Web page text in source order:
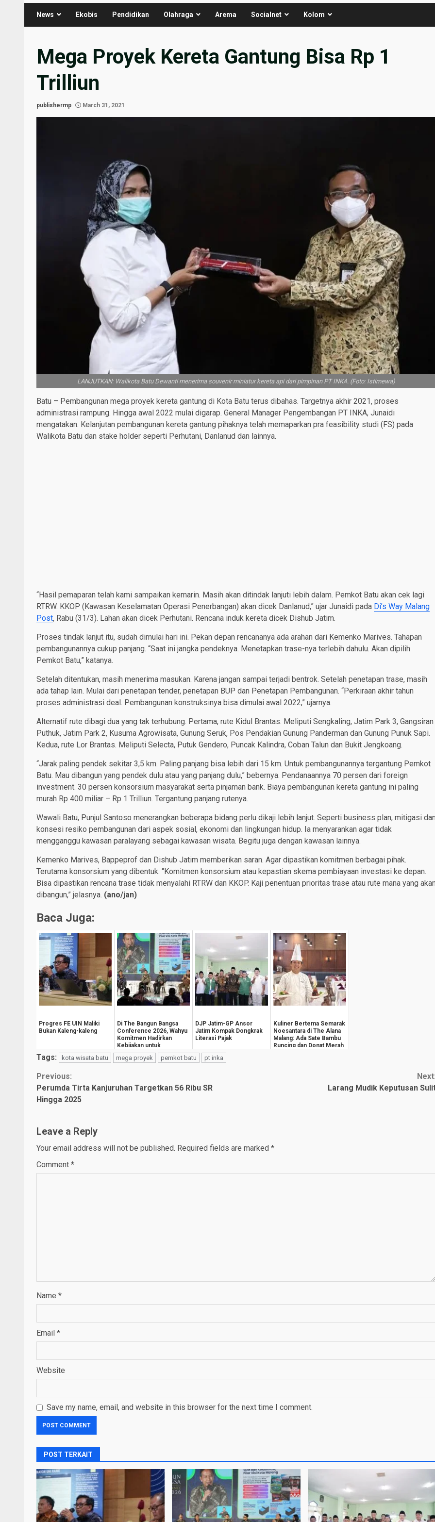
News Ekobis Pendidikan Olahraga Arema Socialnet Kolom
Mega Proyek Kereta Gantung Bisa Rp 1
Trilliun
publishermp March 31, 2021
LANJUTKAN: Walikota Batu Dewanti menerima souvenir miniatur kereta api dari pimpinan PT INKA. (Foto: Istimewa)
Batu – Pembangunan mega proyek kereta gantung di Kota Batu terus dibahas. Targetnya akhir 2021, proses
administrasi rampung. Hingga awal 2022 mulai digarap. General Manager Pengembangan PT INKA, Junaidi
mengatakan. Kelanjutan pembangunan kereta gantung pihaknya telah memaparkan pra feasibility studi (FS) pada
Walikota Batu dan stake holder seperti Perhutani, Danlanud dan lainnya.
“Hasil pemaparan telah kami sampaikan kemarin. Masih akan ditindak lanjuti lebih dalam. Pemkot Batu akan cek lagi
RTRW. KKOP (Kawasan Keselamatan Operasi Penerbangan) akan dicek Danlanud,” ujar Junaidi pada Di’s Way Malang
Post, Rabu (31/3). Lahan akan dicek Perhutani. Rencana induk kereta dicek Dishub Jatim.
Proses tindak lanjut itu, sudah dimulai hari ini. Pekan depan rencananya ada arahan dari Kemenko Marives. Tahapan
pembangunannya cukup panjang. “Saat ini jangka pendeknya. Menetapkan trase-nya terlebih dahulu. Akan dipilih
Pemkot Batu,” katanya.
Setelah ditentukan, masih menerima masukan. Karena jangan sampai terjadi bentrok. Setelah penetapan trase, masih
ada tahap lain. Mulai dari penetapan tender, penetapan BUP dan Penetapan Pembangunan. “Perkiraan akhir tahun
proses administrasi deal. Pembangunan konstruksinya bisa dimulai awal 2022,” ujarnya.
Alternatif rute dibagi dua yang tak terhubung. Pertama, rute Kidul Brantas. Meliputi Sengkaling, Jatim Park 3, Gangsiran
Puthuk, Jatim Park 2, Kusuma Agrowisata, Gunung Seruk, Pos Pendakian Gunung Panderman dan Gunung Punuk Sapi.
Kedua, rute Lor Brantas. Meliputi Selecta, Putuk Gendero, Puncak Kalindra, Coban Talun dan Bukit Jengkoang.
“Jarak paling pendek sekitar 3,5 km. Paling panjang bisa lebih dari 15 km. Untuk pembangunannya tergantung Pemkot
Batu. Mau dibangun yang pendek dulu atau yang panjang dulu,” bebernya. Pendanaannya 70 persen dari foreign
investment. 30 persen konsorsium masyarakat serta pinjaman bank. Biaya pembangunan kereta gantung ini paling
murah Rp 400 miliar – Rp 1 Trilliun. Tergantung panjang rutenya.
Wawali Batu, Punjul Santoso menerangkan beberapa bidang perlu dikaji lebih lanjut. Seperti business plan, mitigasi
konsesi resiko pembangunan dari aspek sosial, ekonomi dan lingkungan hidup. Ia menyarankan agar tidak
mengganggu kawasan paralayang sebagai kawasan wisata. Begitu juga dengan kawasan lainnya.
Kemenko Marives, Bappeprof dan Dishub Jatim memberikan saran. Agar dipastikan komitmen berbagai pihak.
Terutama konsorsium yang dibentuk. “Komitmen konsorsium atau kepastian skema pembiayaan investasi ke depan.
Bisa dipastikan rencana trase tidak menyalahi RTRW dan KKOP. Kaji penentuan prioritas trase atau rute mana yang
dibangun,” jelasnya. (ano/jan)
Baca Juga:
Progres FE UIN Maliki
Bukan Kaleng-kaleng
Di The Bangun Bangsa
Conference 2026, Wahyu
Komitmen Hadirkan
Kebijakan untuk
Kesejahteraan
Masyarak...
DJP Jatim-GP Ansor
Jatim Kompak Dongkrak
Literasi Pajak
Kuliner Bertema Semarak
Noesantara di The Alana
Malang: Ada Sate Bambu
Runcing dan Donat Merah
Tags: kota wisata batu mega proyek pemkot batu pt inka
Continue
Reading
Previous:
Perumda Tirta Kanjuruhan Targetkan 56 Ribu SR
Hingga 2025
Larang Mudik Keputusan
Leave a Reply
Your email address will not be published. Required fields are marked *
Comment *
Name *
Email *
Website
Save my name, email, and website in this browser for the next time I comment.
POST TERKAIT